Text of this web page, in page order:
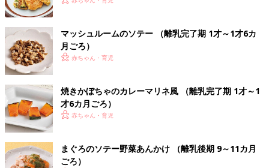
マッシュルームのソテー （離乳完了期 1才～1才6カ
月ごろ）
赤ちゃん・育児
焼きかぼちゃのカレーマリネ風 （離乳完了期 1才～1
才6カ月ごろ）
赤ちゃん・育児
まぐろのソテー野菜あんかけ （離乳後期 9～11カ月
ごろ）